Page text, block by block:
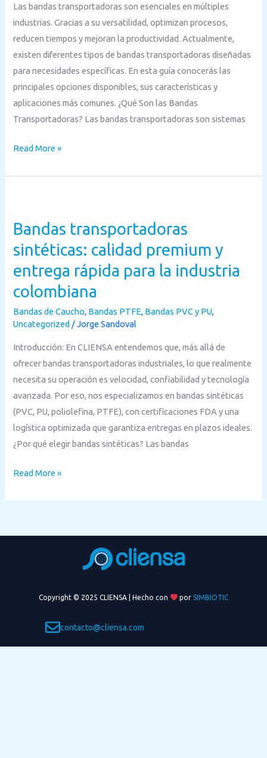
Las bandas transportadoras son esenciales en múltiples
industrias. Gracias a su versatilidad, optimizan procesos,
reducen tiempos y mejoran la productividad. Actualmente,
existen diferentes tipos de bandas transportadoras diseñadas
para necesidades específicas. En esta guía conocerás las
principales opciones disponibles, sus características y
aplicaciones más comunes. ¿Qué Son las Bandas
Transportadoras? Las bandas transportadoras son sistemas
Mejor
Opción
Read More »
Bandas transportadoras
sintéticas: calidad premium y
entrega rápida para la industria
colombiana
Bandas de Caucho, Bandas PTFE, Bandas PVC y PU,
Uncategorized /Jorge Sandoval
Introducción: En CLIENSA entendemos que, más allá de
ofrecer bandas transportadoras industriales, lo que realmente
necesita su operación es velocidad, confiabilidad y tecnología
avanzada. Por eso, nos especializamos en bandas sintéticas
(PVC, PU, poliolefina, PTFE), con certificaciones FDA y una
logística optimizada que garantiza entregas en plazos ideales.
¿Por qué elegir bandas sintéticas? Las bandas
sintéticas:
calidad
y
entrega
rápida
para
industria
colombiana
Read More »
Copyright © 2025 CLIENSA | Hecho con por SIMBIOTIC
contacto@cliensa.com